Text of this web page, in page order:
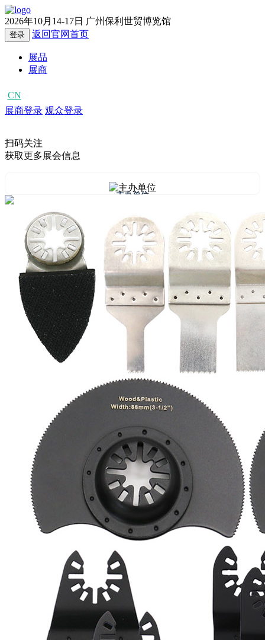
2026年10月14-17日 广州保利世贸博览馆
登录 返回官网首页
展品
展商
CN
展商登录 观众登录
扫码关注
获取更多展会信息
主办单位